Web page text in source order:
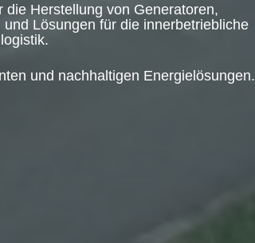
Herstellung von Generatoren,
Lösungen für die innerbetriebliche
und nachhaltigen Energielösungen.